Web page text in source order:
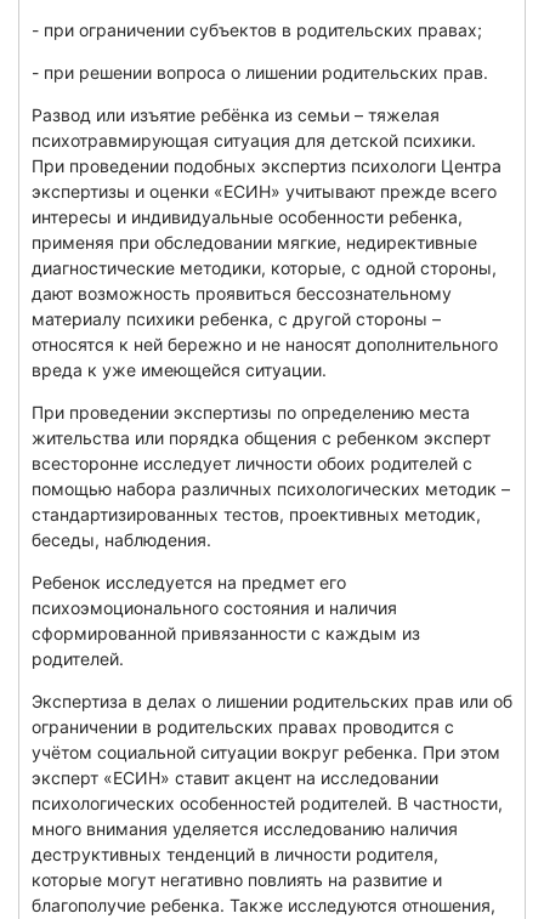
- при ограничении субъектов в родительских правах;
- при решении вопроса о лишении родительских прав.
Развод или изъятие ребёнка из семьи – тяжелая
психотравмирующая ситуация для детской психики.
При проведении подобных экспертиз психологи Центра
экспертизы и оценки «ЕСИН» учитывают прежде всего
интересы и индивидуальные особенности ребенка,
применяя при обследовании мягкие, недирективные
диагностические методики, которые, с одной стороны,
дают возможность проявиться бессознательному
материалу психики ребенка, с другой стороны –
относятся к ней бережно и не наносят дополнительного
вреда к уже имеющейся ситуации.
При проведении экспертизы по определению места
жительства или порядка общения с ребенком эксперт
всесторонне исследует личности обоих родителей с
помощью набора различных психологических методик –
стандартизированных тестов, проективных методик,
беседы, наблюдения.
Ребенок исследуется на предмет его
психоэмоционального состояния и наличия
сформированной привязанности с каждым из
родителей.
Экспертиза в делах о лишении родительских прав или об
ограничении в родительских правах проводится с
учётом социальной ситуации вокруг ребенка. При этом
эксперт «ЕСИН» ставит акцент на исследовании
психологических особенностей родителей. В частности,
много внимания уделяется исследованию наличия
деструктивных тенденций в личности родителя,
которые могут негативно повлиять на развитие и
благополучие ребенка. Также исследуются отношения,